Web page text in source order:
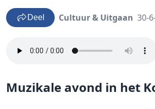
Deel Cultuur & Uitgaan 30-
Muzikale avond in het